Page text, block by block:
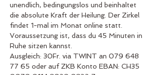
unendlich, bedingungslos und beinhaltet
die absolute Kraft der Heilung. Der Zirkel
findet 1-mal im Monat online statt.
Voraussetzung ist, dass du 45 Minuten in
Ruhe sitzen kannst.
Ausgleich: 30Fr. via TWINT an 079 648
77 65 oder auf ZKB Konto EBAN: CH35